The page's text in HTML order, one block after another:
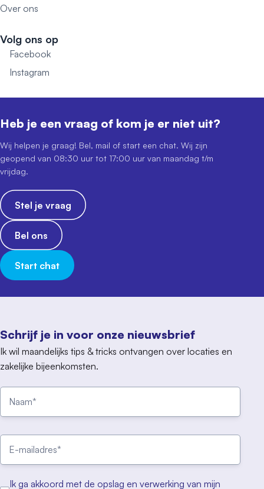
Over ons
Volg ons op
Facebook
Instagram
Schrijf je in voor onze nieuwsbrief
Ik wil maandelijks tips & tricks ontvangen over locaties en
zakelijke bijeenkomsten.
Ik ga akkoord met de opslag en verwerking van mijn
Heb je een vraag of kom je er niet uit?
Wij helpen je graag! Bel, mail of start een chat. Wij zijn
geopend van 08:30 uur tot 17:00 uur van maandag t/m
vrijdag.
Stel je vraag
Bel ons
Start chat